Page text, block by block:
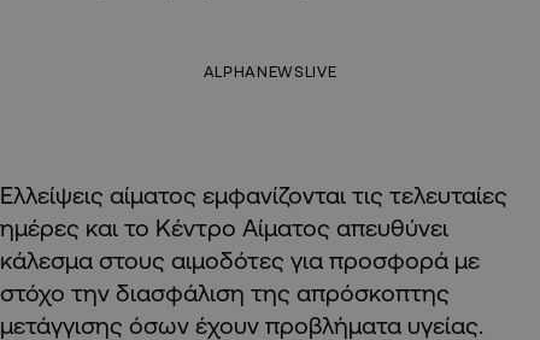
ALPHANEWSLIVE
Ελλείψεις αίματος εμφανίζονται τις τελευταίες
ημέρες και το Κέντρο Αίματος απευθύνει
κάλεσμα στους αιμοδότες για προσφορά με
στόχο την διασφάλιση της απρόσκοπτης
μετάγγισης όσων έχουν προβλήματα υγείας.